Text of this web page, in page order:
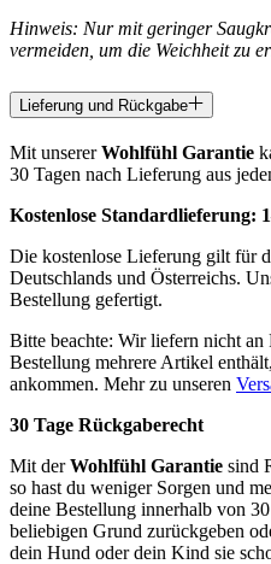
Hinweis: Nur mit geringer
vermeiden, um die Weichheit zu
Lieferung und Rückgabe
Mit unsererWohlfühl Garantie
30 Tagen nach Lieferung aus
Kostenlose Standardlieferung:
Die kostenlose Lieferung gilt für
Deutschlands und Österreichs.
Bestellung gefertigt.
Bitte beachte: Wir liefern nicht an
Bestellung mehrere Artikel
ankommen. Mehr zu unseren
30 Tage Rückgaberecht
Mit derWohlfühl Garantie sind
so hast du weniger Sorgen und
deine Bestellung innerhalb von
beliebigen Grund zurückgeben
dein Hund oder dein Kind sie